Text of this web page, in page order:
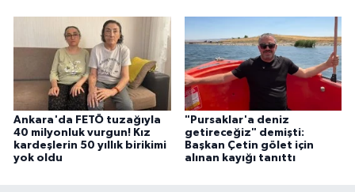
Ankara'da FETÖ tuzağıyla
40 milyonluk vurgun! Kız
kardeşlerin 50 yıllık birikimi
yok oldu
"Pursaklar'a deniz
getireceğiz" demişti:
Başkan Çetin gölet için
alınan kayığı tanıttı